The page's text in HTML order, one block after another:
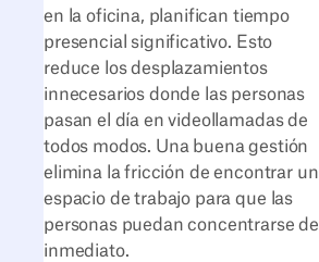
en la oficina, planifican tiempo
presencial significativo. Esto
reduce los desplazamientos
innecesarios donde las personas
pasan el día en videollamadas de
todos modos. Una buena gestión
elimina la fricción de encontrar un
espacio de trabajo para que las
personas puedan concentrarse de
inmediato.